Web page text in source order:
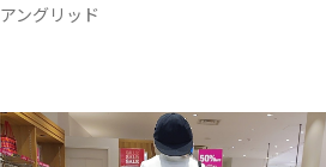
アングリッド